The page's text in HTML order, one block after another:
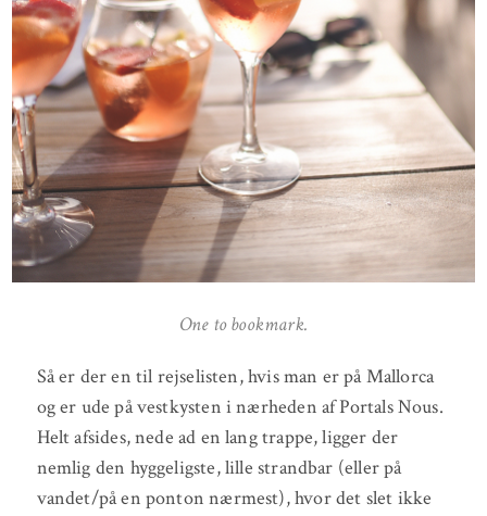
One to bookmark.
Så er der en til rejselisten, hvis man er på Mallorca
og er ude på vestkysten i nærheden af Portals Nous.
Helt afsides, nede ad en lang trappe, ligger der
nemlig den hyggeligste, lille strandbar (eller på
vandet/på en ponton nærmest), hvor det slet ikke